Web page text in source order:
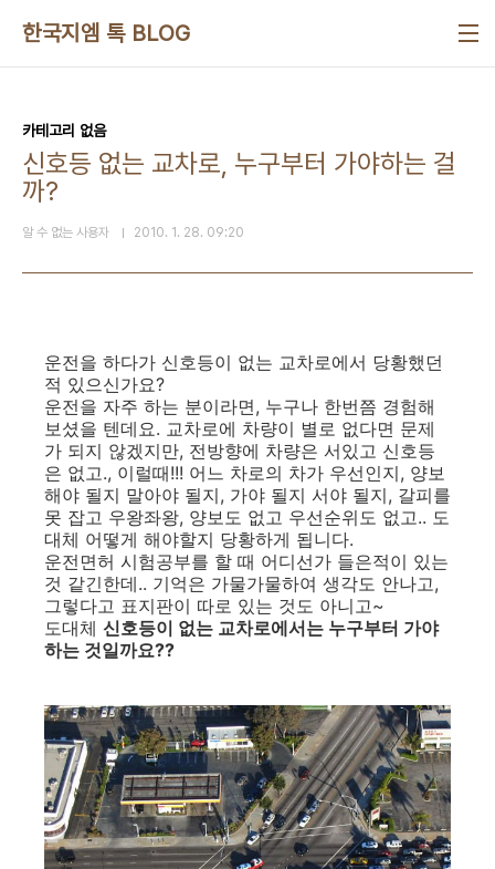
한국지엠 톡 BLOG
카테고리 없음
신호등 없는 교차로, 누구부터 가야하는 걸
까?
알 수 없는 사용자 2010. 1. 28. 09:20
운전을 하다가 신호등이 없는 교차로에서 당황했던
적 있으신가요?
운전을 자주 하는 분이라면, 누구나 한번쯤 경험해
보셨을 텐데요. 교차로에 차량이 별로 없다면 문제
가 되지 않겠지만, 전방향에 차량은 서있고 신호등
은 없고., 이럴때!!! 어느 차로의 차가 우선인지, 양보
해야 될지 말아야 될지, 가야 될지 서야 될지, 갈피를
못 잡고 우왕좌왕, 양보도 없고 우선순위도 없고.. 도
대체 어떻게 해야할지 당황하게 됩니다.
운전면허 시험공부를 할 때 어디선가 들은적이 있는
것 같긴한데.. 기억은 가물가물하여 생각도 안나고,
그렇다고 표지판이 따로 있는 것도 아니고~
도대체 신호등이 없는 교차로에서는 누구부터 가야
하는 것일까요??